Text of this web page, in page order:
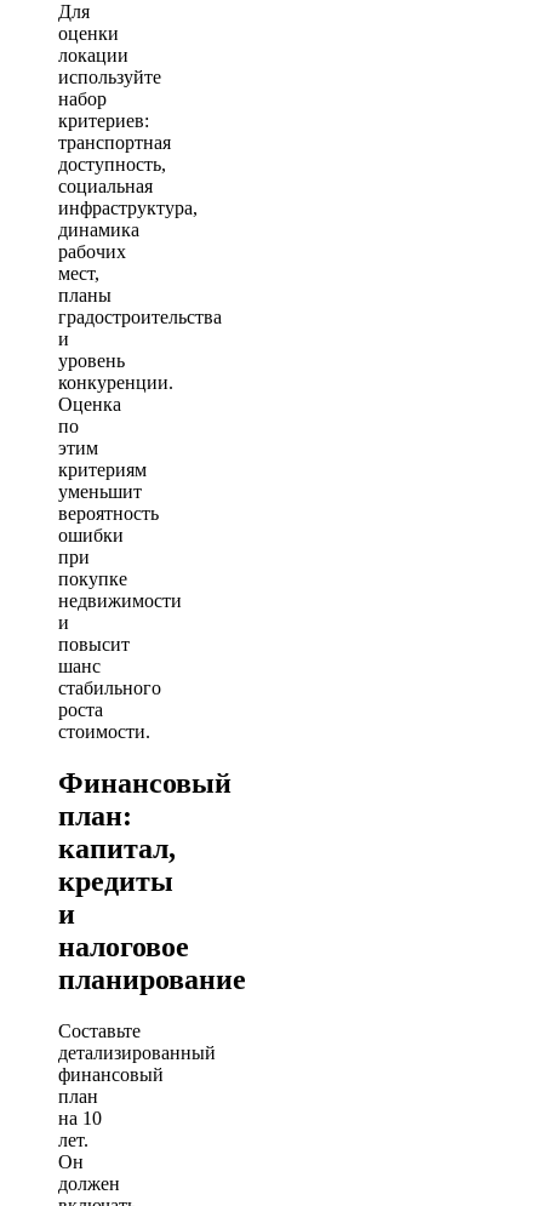
Для
оценки
локации
используйте
набор
критериев:
транспортная
доступность,
социальная
инфраструктура,
динамика
рабочих
мест,
планы
градостроительства
и
уровень
конкуренции.
Оценка
по
этим
критериям
уменьшит
вероятность
ошибки
при
покупке
недвижимости
и
повысит
шанс
стабильного
роста
стоимости.
Финансовый
план:
капитал,
кредиты
и
налоговое
планирование
Составьте
детализированный
финансовый
план
на 10
лет.
Он
должен